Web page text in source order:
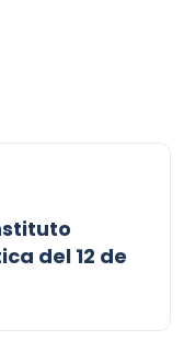
del 12 de